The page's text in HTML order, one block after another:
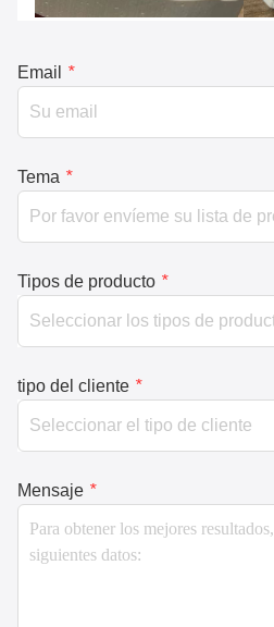
Email *
Tema *
Tipos de producto *
tipo del cliente *
Mensaje *